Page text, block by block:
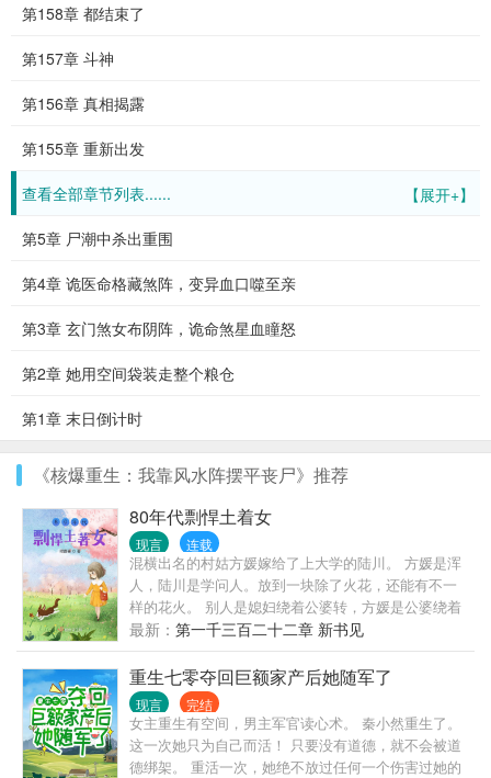
第158章 都结束了
第157章 斗神
第156章 真相揭露
第155章 重新出发
【展开+】
查看全部章节列表......
第5章 尸潮中杀出重围
第4章 诡医命格藏煞阵，变异血口噬至亲
第3章 玄门煞女布阴阵，诡命煞星血瞳怒
第2章 她用空间袋装走整个粮仓
第1章 末日倒计时
《核爆重生：我靠风水阵摆平丧尸》推荐
80年代剽悍土着女
现言 连载
混横出名的村姑方媛嫁给了上大学的陆川。 方媛是浑
人，陆川是学问人。放到一块除了火花，还能有不一
样的花火。 别人是媳妇绕着公婆转，方媛是公婆绕着
儿媳妇转，带领一家子过的红红火火，同抢了自己前
未婚夫的重生女活成了对照组。
最新： 第一千三百二十二章 新书见
重生七零夺回巨额家产后她随军了
现言 完结
女主重生有空间，男主军官读心术。 秦小然重生了。
这一次她只为自己而活！ 只要没有道德，就不会被道
德绑架。 重活一次，她绝不放过任何一个伤害过她的